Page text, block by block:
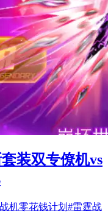
装双专僚机vs
机零花钱计划#雷霆战